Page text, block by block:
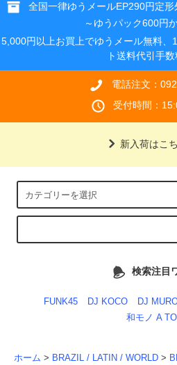
全国一律ゆうメールEP290円定
～ゆうパック600円
5,000円以上お買上でゆうメール無料、
ト送料代引手
電話注文：
受付時間：
新入荷はこ
検索注目
FUNK45 DJ KOCO DJ
和モノ A
ホーム > BRAZIL / LATIN / WORLD >